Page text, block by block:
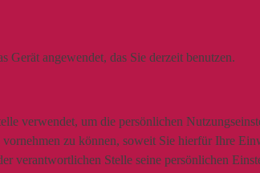
angewendet, das Sie derzeit benutzen.
verwendet, um die persönlichen
vornehmen zu können, soweit Sie hierfür Ihre
verantwortlichen Stelle seine persönlichen